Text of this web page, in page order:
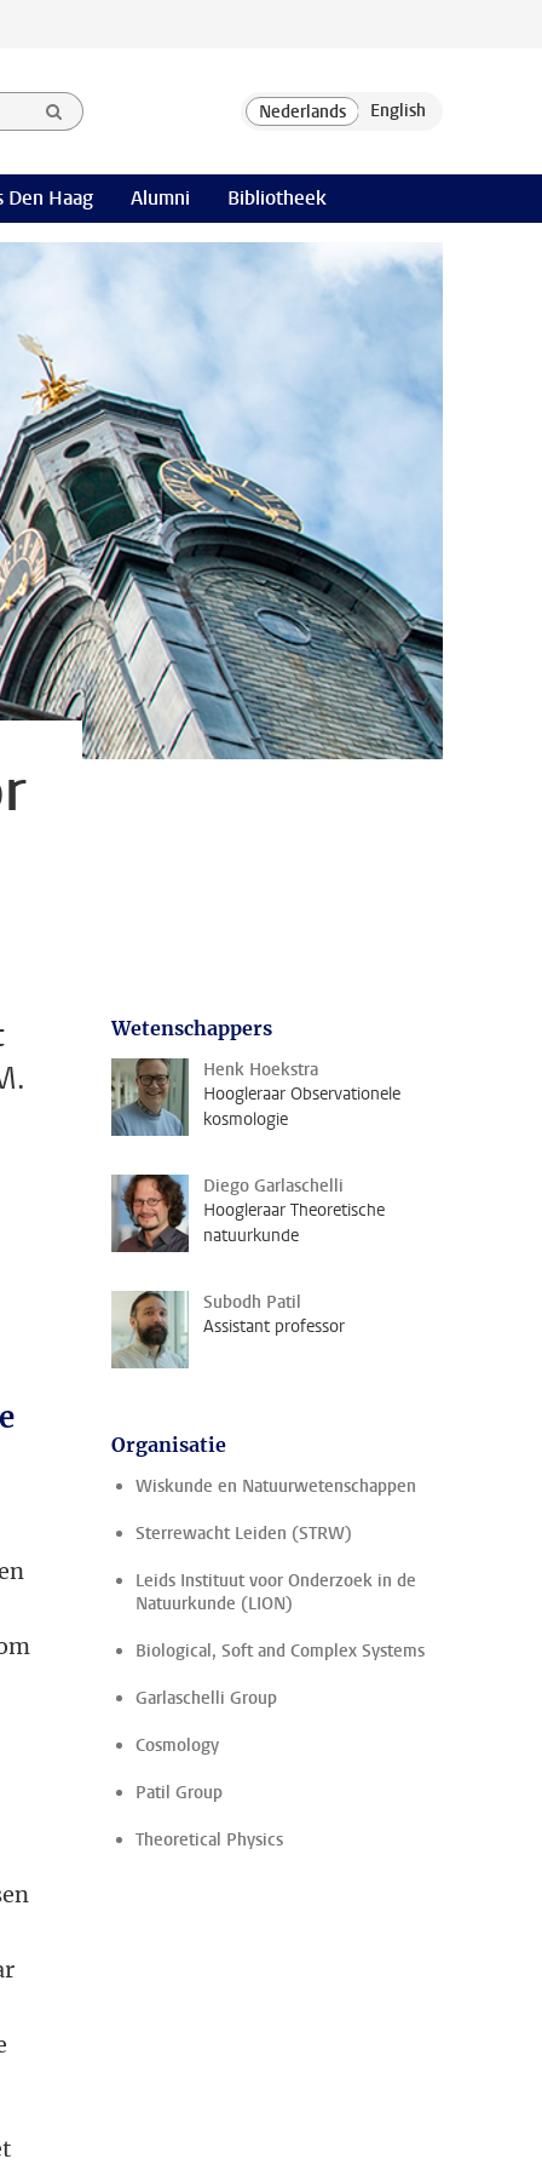
Den Haag Alumni Bibliotheek
Wetenschappers
Henk Hoekstra
Hoogleraar Observationele
kosmologie
Diego Garlaschelli
Hoogleraar Theoretische
natuurkunde
Subodh Patil
Assistant professor
Organisatie
Wiskunde en Natuurwetenschappen
Sterrewacht Leiden (STRW)
Leids Instituut voor Onderzoek in de
Natuurkunde (LION)
Biological, Soft and Complex Systems
Garlaschelli Group
Cosmology
Patil Group
Theoretical Physics